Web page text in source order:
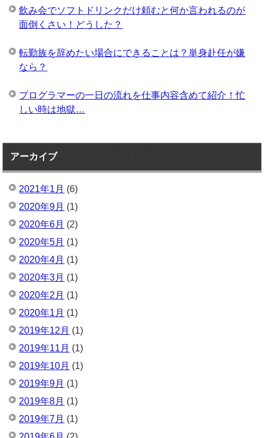
飲み会でソフトドリンクだけ頼むと何か言われるのが
面倒くさい！どうした？
転勤族を辞めたい場合にできることは？単身赴任が嫌
なら？
プログラマーの一日の流れを仕事内容含めて紹介！忙
しい時は地獄…
アーカイブ
2021年1月 (6)
2020年9月 (1)
2020年6月 (2)
2020年5月 (1)
2020年4月 (1)
2020年3月 (1)
2020年2月 (1)
2020年1月 (1)
2019年12月 (1)
2019年11月 (1)
2019年10月 (1)
2019年9月 (1)
2019年8月 (1)
2019年7月 (1)